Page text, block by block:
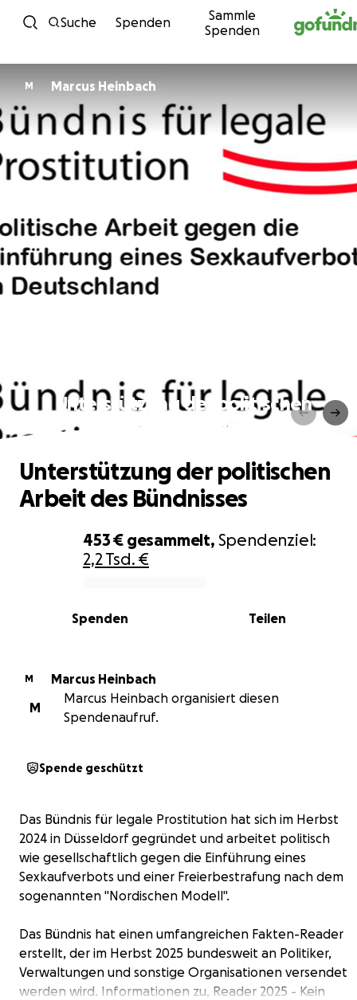
Zum Inhalt
Suche Spenden
Sammle
Spenden
M Marcus Heinbach
Unterstützung der politischen
Arbeit des Bündnisses
453 € gesammelt, Spendenziel:
2,2 Tsd. €
Teilen
Spenden
Unterstützung der politischen
Arbeit des Bündnisses
M
Marcus Heinbach
M
Marcus Heinbach organisiert diesen
Spendenaufruf.
Spende geschützt
Das Bündnis für legale Prostitution hat sich im Herbst
2024 in Düsseldorf gegründet und arbeitet politisch
wie gesellschaftlich gegen die Einführung eines
Sexkaufverbots und einer Freierbestrafung nach dem
sogenannten "Nordischen Modell".
Das Bündnis hat einen umfangreichen Fakten-Reader
erstellt, der im Herbst 2025 bundesweit an Politiker,
Verwaltungen und sonstige Organisationen versendet
werden wird. Informationen zu, Reader 2025 - Kein